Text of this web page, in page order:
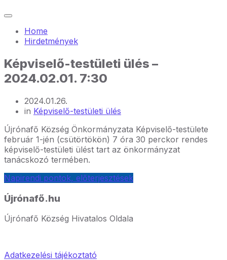
Home
Hirdetmények
Képviselő-testületi ülés –
2024.02.01. 7:30
2024.01.26.
in Képviselő-testületi ülés
Újrónafő Község Önkormányzata Képviselő-testülete
február 1-jén (csütörtökön) 7 óra 30 perckor rendes
képviselő-testületi ülést tart az önkormányzat
tanácskozó termében.
Napirendi pontok, előterjesztések
Újrónafő.hu
Újrónafő Község Hivatalos Oldala
Adatkezelési tájékoztató